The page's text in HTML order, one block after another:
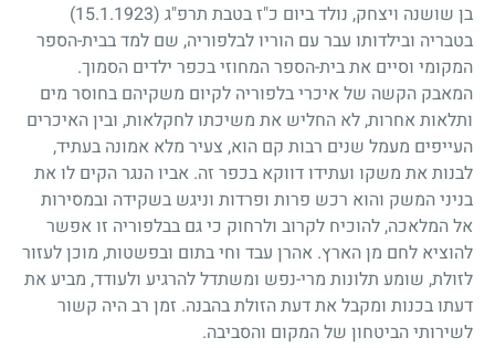
בן שושנה ויצחק, נולד ביום כ"ז בטבת תרפ"ג (15.1.1923)
בטבריה ובילדותו עבר עם הוריו לבלפוריה, שם למד בבית-הספר
המקומי וסיים את בית-הספר המחוזי בכפר ילדים הסמוך.
המאבק הקשה של איכרי בלפוריה לקיום משקיהם בחוסר מים
ותלאות אחרות, לא החליש את משיכתו לחקלאות, ובין האיכרים
העייפים מעמל שנים רבות קם הוא, צעיר מלא אמונה בעתיד,
לבנות את משקו ועתידו דווקא בכפר זה. אביו הנגר הקים לו את
בניני המשק והוא רכש פרות ופרדות וניגש בשקידה ובמסירות
אל המלאכה, להוכיח לקרוב ולרחוק כי גם בבלפוריה זו אפשר
להוציא לחם מן הארץ. אהרן עבד וחי בתום ובפשטות, מוכן לעזור
לזולת, שומע תלונות מרי-נפש ומשתדל להרגיע ולעודד, מביע את
דעתו בכנות ומקבל את דעת הזולת בהבנה. זמן רב היה קשור
לשירותי הביטחון של המקום והסביבה.